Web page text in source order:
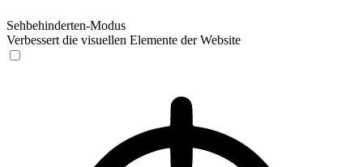
Sehbehinderten-Modus
Verbessert die visuellen Elemente der Website